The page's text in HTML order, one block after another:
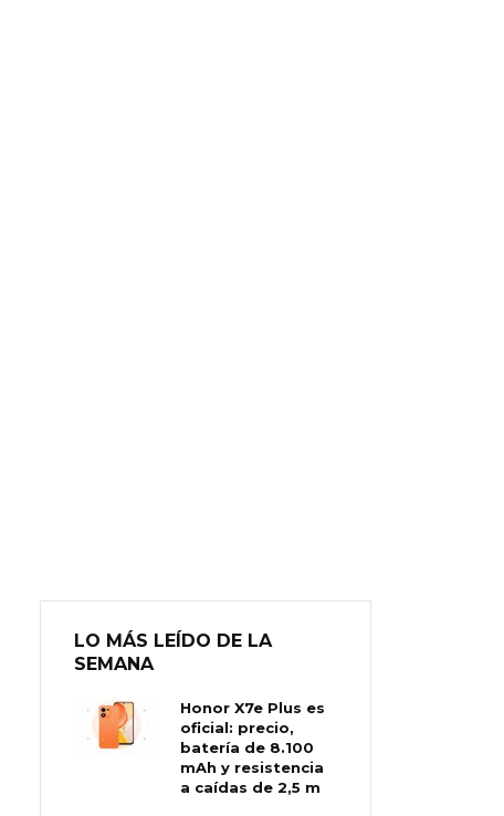
LO MÁS LEÍDO DE LA
SEMANA
Honor X7e Plus es
oficial: precio,
batería de 8.100
mAh y resistencia
a caídas de 2,5 m